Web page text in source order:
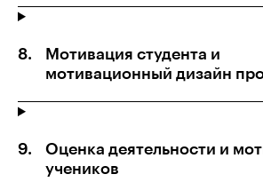
Мотивация студента и
мотивационный дизайн
Оценка деятельности и
учеников